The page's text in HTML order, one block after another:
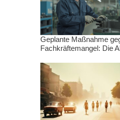
Geplante Maßnahme
Fachkräftemangel: Die